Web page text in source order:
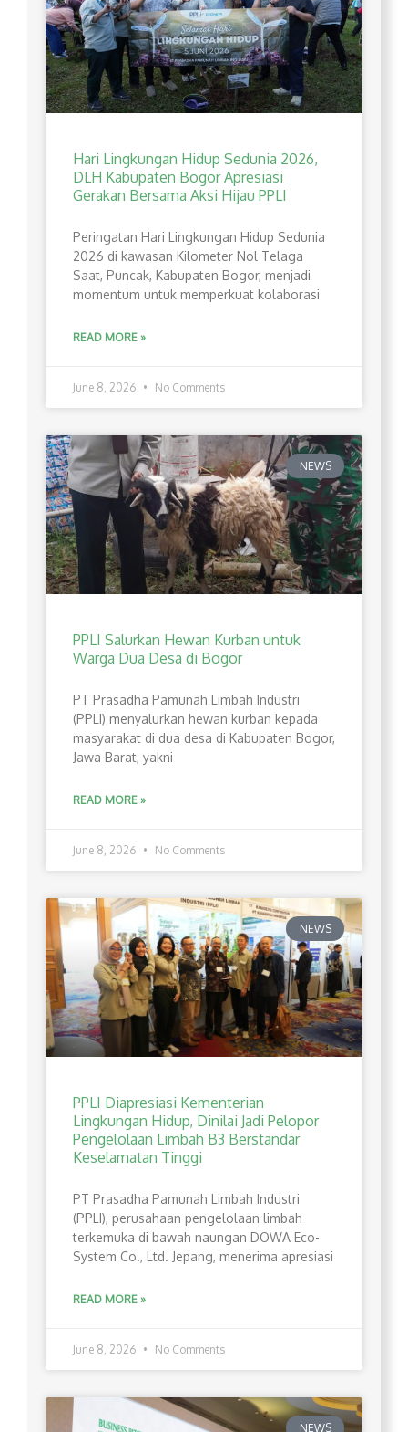
Hari Lingkungan Hidup Sedunia 2026,
DLH Kabupaten Bogor Apresiasi
Gerakan Bersama Aksi Hijau PPLI
Peringatan Hari Lingkungan Hidup Sedunia
2026 di kawasan Kilometer Nol Telaga
Saat, Puncak, Kabupaten Bogor, menjadi
momentum untuk memperkuat kolaborasi
READ MORE »
June 8, 2026 No Comments
NEWS
PPLI Salurkan Hewan Kurban untuk
Warga Dua Desa di Bogor
PT Prasadha Pamunah Limbah Industri
(PPLI) menyalurkan hewan kurban kepada
masyarakat di dua desa di Kabupaten Bogor,
Jawa Barat, yakni
READ MORE »
June 8, 2026 No Comments
NEWS
PPLI Diapresiasi Kementerian
Lingkungan Hidup, Dinilai Jadi Pelopor
Pengelolaan Limbah B3 Berstandar
Keselamatan Tinggi
PT Prasadha Pamunah Limbah Industri
(PPLI), perusahaan pengelolaan limbah
terkemuka di bawah naungan DOWA Eco-
System Co., Ltd. Jepang, menerima apresiasi
READ MORE »
June 8, 2026 No Comments
NEWS